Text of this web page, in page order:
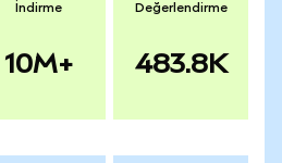
İndirme
10M+
Değerlendirme
483.8K